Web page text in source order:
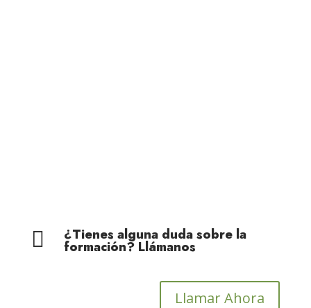
 ¿Tienes alguna duda sobre la
formación? Llámanos
Llamar Ahora